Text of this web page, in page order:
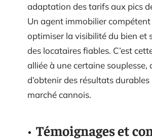
adaptation des tarifs aux pics
Un agent immobilier
optimiser la visibilité du bien et
des locataires fiables. C’est
alliée à une certaine souplesse,
d’obtenir des résultats durables
marché cannois.
Témoignages et